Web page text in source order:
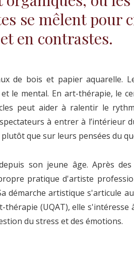
se mêlent pour
en contrastes.
de bois et papier aquarelle.
le mental. En art-thérapie, le
peut aider à ralentir le
à entrer à l’intérieur
que sur leurs pensées du
son jeune âge. Après des
pratique d'artiste
démarche artistique s'articule
(UQAT), elle
du stress et des émotions.